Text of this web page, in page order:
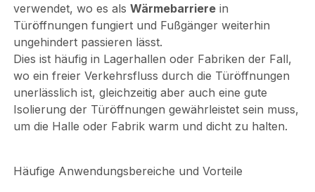
verwendet, wo es als Wärmebarrierein
Türöffnungen fungiert und Fußgänger weiterhin
ungehindert passieren lässt.
Dies ist häufig in Lagerhallen oder Fabriken der Fall,
wo ein freier Verkehrsfluss durch die Türöffnungen
unerlässlich ist, gleichzeitig aber auch eine gute
Isolierung der Türöffnungen gewährleistet sein muss,
um die Halle oder Fabrik warm und dicht zu halten.
Häufige Anwendungsbereiche und Vorteile